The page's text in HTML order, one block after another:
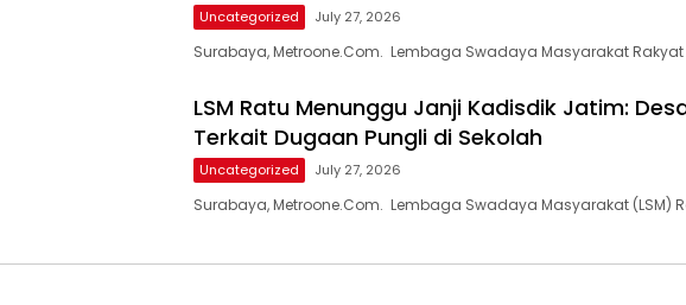
Uncategorized July 27, 2026
Surabaya, Metroone.Com. Lembaga Swadaya Masyarakat Rakyat
LSM Ratu Menunggu Janji Kadisdik Jatim:
Terkait Dugaan Pungli di Sekolah
Uncategorized July 27, 2026
Surabaya, Metroone.Com. Lembaga Swadaya Masyarakat (LSM)